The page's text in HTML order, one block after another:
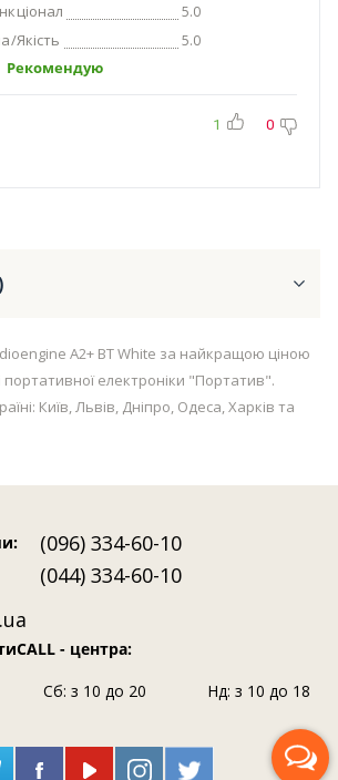
5.0
Якість 5.0
Рекомендую
1 0
A2+ BT White за найкращою ціною
портативної електроніки "Портатив".
Київ, Львів, Дніпро, Одеса, Харків та
:
(096) 334-60-10
(044) 334-60-10
CALL - центра:
Сб: з 10 до 20
Нд: з 10 до 18
Передзвоніть мені